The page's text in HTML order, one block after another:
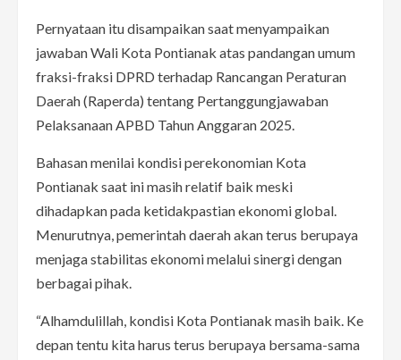
Pernyataan itu disampaikan saat menyampaikan
jawaban Wali Kota Pontianak atas pandangan umum
fraksi-fraksi DPRD terhadap Rancangan Peraturan
Daerah (Raperda) tentang Pertanggungjawaban
Pelaksanaan APBD Tahun Anggaran 2025.
Bahasan menilai kondisi perekonomian Kota
Pontianak saat ini masih relatif baik meski
dihadapkan pada ketidakpastian ekonomi global.
Menurutnya, pemerintah daerah akan terus berupaya
menjaga stabilitas ekonomi melalui sinergi dengan
berbagai pihak.
“Alhamdulillah, kondisi Kota Pontianak masih baik. Ke
depan tentu kita harus terus berupaya bersama-sama